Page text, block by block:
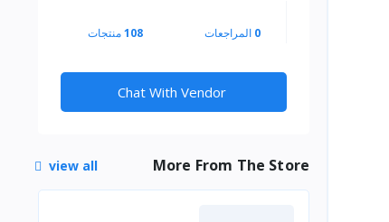
0 المراجعات 108منتجات
Chat With Vendor
More From The Store
view all